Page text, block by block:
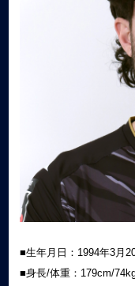
■生年月日：1994年3月
■身長/体重：179cm/